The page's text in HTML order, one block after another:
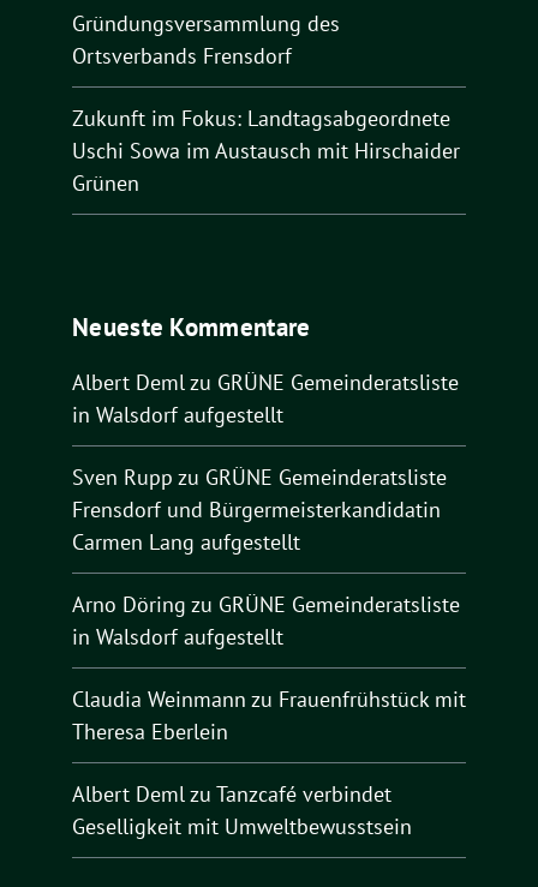
Gründungsversammlung des
Ortsverbands Frensdorf
Zukunft im Fokus: Landtagsabgeordnete
Uschi Sowa im Austausch mit Hirschaider
Grünen
Neueste Kommentare
Albert Demlzu GRÜNE Gemeinderatsliste
in Walsdorf aufgestellt
Sven Rupp zu GRÜNE Gemeinderatsliste
Frensdorf und Bürgermeisterkandidatin
Carmen Lang aufgestellt
Arno Döring zu GRÜNE Gemeinderatsliste
in Walsdorf aufgestellt
Claudia Weinmann zu Frauenfrühstück mit
Theresa Eberlein
Albert Demlzu Tanzcafé verbindet
Geselligkeit mit Umweltbewusstsein